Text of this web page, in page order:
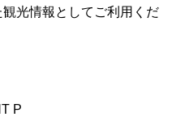
光情報としてご利用くだ
P